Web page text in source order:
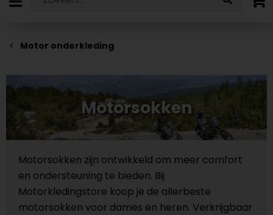
Motor onderkleding
Motorsokken
Motorsokken zijn ontwikkeld om meer comfort
en ondersteuning te bieden. Bij
Motorkledingstore koop je de allerbeste
motorsokken voor dames en heren. Verkrijgbaar